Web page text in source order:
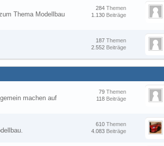
Thema Modellbau
Themen
284
Beiträge
1.130
Themen
187
Beiträge
2.552
machen auf
Themen
79
Beiträge
118
Themen
610
Beiträge
4.083